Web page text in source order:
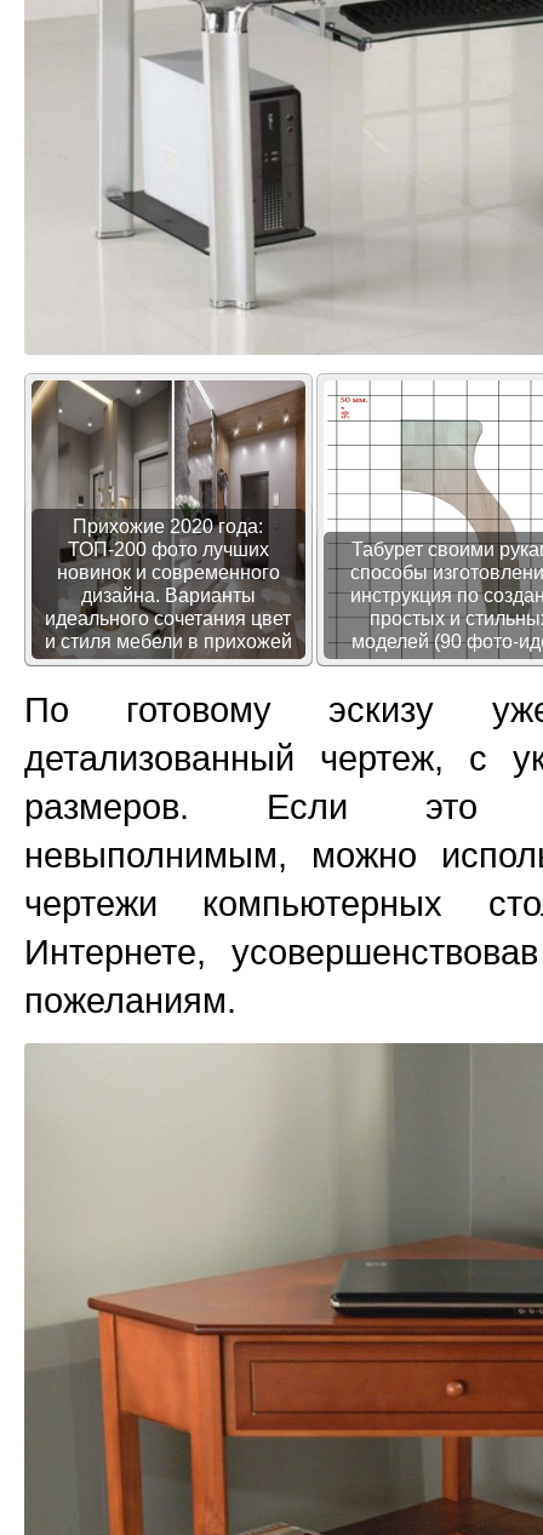
Прихожие 2020 года:
ТОП-200 фото лучших
новинок и современного
дизайна. Варианты
идеального сочетания цвет
и стиля мебели в прихожей
Табурет своими
способы
инструкция по
простых и
моделей (90 фото-
По готовому эскизу
детализованный чертеж, с
размеров. Если это
невыполнимым, можно
чертежи компьютерных
Интернете,
пожеланиям.